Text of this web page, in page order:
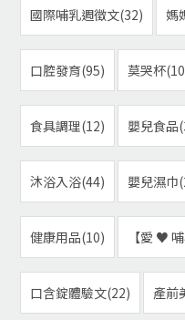
國際哺乳週徵文(32) 媽
口腔發育(95) 莫哭杯
食具調理(12) 嬰兒食品
沐浴入浴(44) 嬰兒濕巾
健康用品(10) 【愛 ♥
口含錠體驗文(22) 產前